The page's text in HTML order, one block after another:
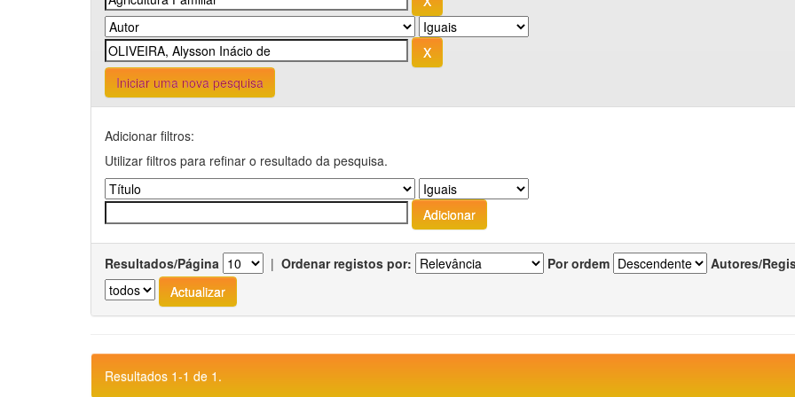
Iniciar uma nova pesquisa
Adicionar filtros:
Utilizar filtros para refinar o resultado da pesquisa.
Resultados/Página | Ordenar registos por: Por ordem Autores/
Resultados 1-1 de 1.